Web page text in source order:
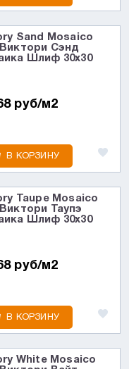
Sand Mosaico
Сэнд
Шлиф 30x30
руб/м2
В КОРЗИНУ
Taupe Mosaico
Таупэ
Шлиф 30x30
руб/м2
В КОРЗИНУ
White Mosaico